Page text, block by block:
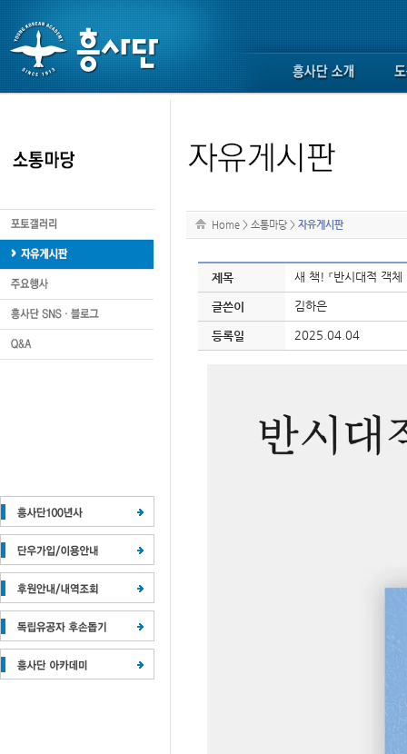
Home > 소통마당 > 자유게시판
제목 새 책! 『반시대적 객
글쓴이 김하은
등록일 2025.04.04